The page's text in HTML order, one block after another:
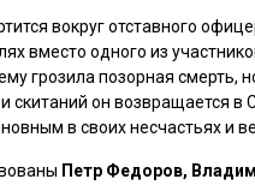
вокруг отставного
вместо одного из
грозила позорная смерть,
и скитаний он возвращается
в своих несчастьях и
Петр Федоров,